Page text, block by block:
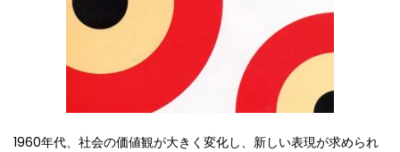
1960年代、社会の価値観が大きく変化し、新しい表現が求められ